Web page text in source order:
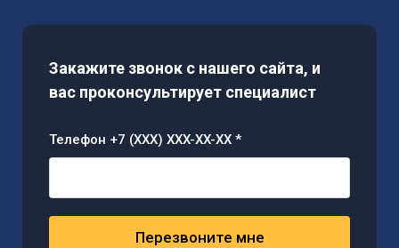
Закажите звонок с нашего сайта, и
вас проконсультирует специалист
Телефон +7 (XXX) XXX-XX-XX *
Перезвоните мне